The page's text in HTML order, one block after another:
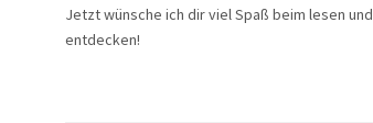
Jetzt wünsche ich dir viel Spaß beim lesen und
entdecken!